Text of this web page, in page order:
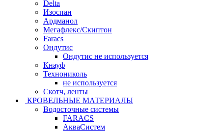
Delta
Изоспан
Ардманол
Мегафлекс/Скиптон
Faracs
Ондутис
Ондутис не используется
Кнауф
Технониколь
не используется
Скотч, ленты
КРОВЕЛЬНЫЕ МАТЕРИАЛЫ
Водосточные системы
FARACS
АкваСистем